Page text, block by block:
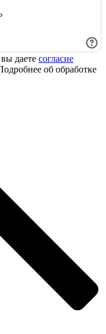
даете согласие
об обработке